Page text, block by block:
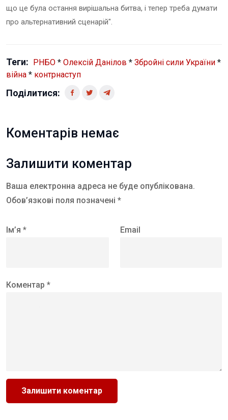
що це була остання вирішальна битва, і тепер треба думати
про альтернативний сценарій".
Теги: РНБО * Олексій Данілов * Збройні сили України *
війна * контрнаступ
Поділитися:
Коментарів немає
Залишити коментар
Ваша електронна адреса не буде опублікована.
Обов’язкові поля позначені *
Ім’я * Email
Коментар *